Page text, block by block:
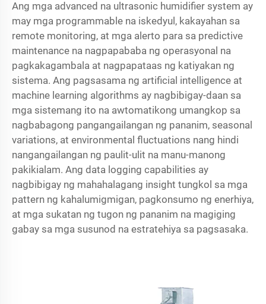
Ang mga advanced na ultrasonic humidifier system ay
may mga programmable na iskedyul, kakayahan sa
remote monitoring, at mga alerto para sa predictive
maintenance na nagpapababa ng operasyonal na
pagkakagambala at nagpapataas ng katiyakan ng
sistema. Ang pagsasama ng artificial intelligence at
machine learning algorithms ay nagbibigay-daan sa
mga sistemang ito na awtomatikong umangkop sa
nagbabagong pangangailangan ng pananim, seasonal
variations, at environmental fluctuations nang hindi
nangangailangan ng paulit-ulit na manu-manong
pakikialam. Ang data logging capabilities ay
nagbibigay ng mahahalagang insight tungkol sa mga
pattern ng kahalumigmigan, pagkonsumo ng enerhiya,
at mga sukatan ng tugon ng pananim na magiging
gabay sa mga susunod na estratehiya sa pagsasaka.